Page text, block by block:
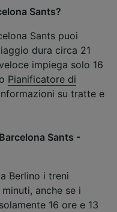
Sants?
Sants puoi
dura circa 21
impiega solo 16
Pianificatore di
su tratte e
Sants -
Berlino i treni
anche se i
16 ore e 13